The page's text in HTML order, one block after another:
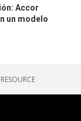
Accor
un modelo